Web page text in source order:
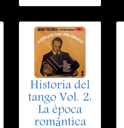
Historia del
tango Vol. 2:
La época
romántica